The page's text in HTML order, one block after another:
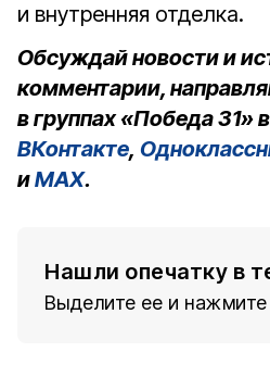
и внутренняя отделка.
Обсуждай новости и
комментарии,
в группах «Победа 31»
ВКонтакте,
иMAX.
Нашли опечатку в
Выделите ее и нажмите